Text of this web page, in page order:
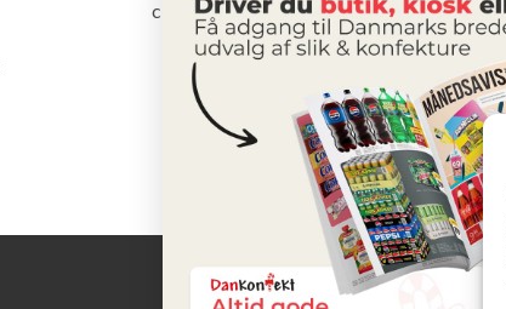
chips samt vand m.m. til små som store
virksomheder